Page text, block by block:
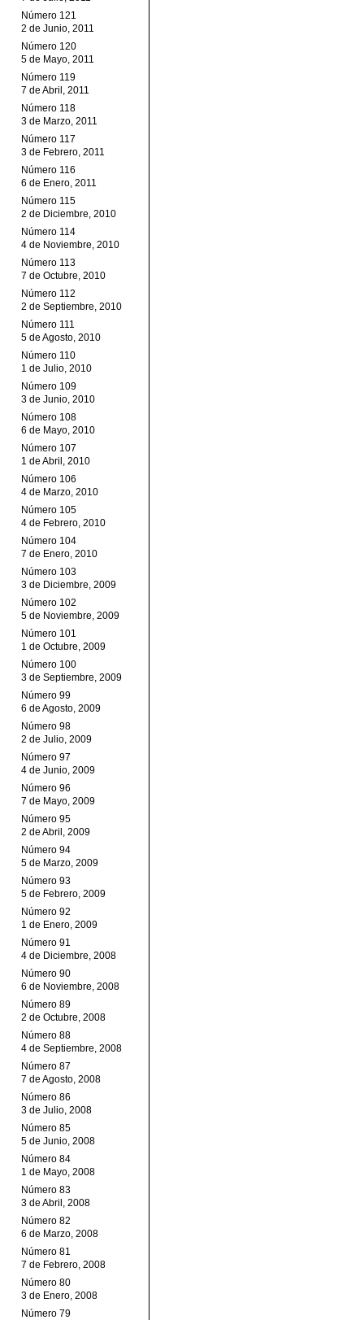
Número 121
2 de Junio, 2011
Número 120
5 de Mayo, 2011
Número 119
7 de Abril, 2011
Número 118
3 de Marzo, 2011
Número 117
3 de Febrero, 2011
Número 116
6 de Enero, 2011
Número 115
2 de Diciembre, 2010
Número 114
4 de Noviembre, 2010
Número 113
7 de Octubre, 2010
Número 112
2 de Septiembre, 2010
Número 111
5 de Agosto, 2010
Número 110
1 de Julio, 2010
Número 109
3 de Junio, 2010
Número 108
6 de Mayo, 2010
Número 107
1 de Abril, 2010
Número 106
4 de Marzo, 2010
Número 105
4 de Febrero, 2010
Número 104
7 de Enero, 2010
Número 103
3 de Diciembre, 2009
Número 102
5 de Noviembre, 2009
Número 101
1 de Octubre, 2009
Número 100
3 de Septiembre, 2009
Número 99
6 de Agosto, 2009
Número 98
2 de Julio, 2009
Número 97
4 de Junio, 2009
Número 96
7 de Mayo, 2009
Número 95
2 de Abril, 2009
Número 94
5 de Marzo, 2009
Número 93
5 de Febrero, 2009
Número 92
1 de Enero, 2009
Número 91
4 de Diciembre, 2008
Número 90
6 de Noviembre, 2008
Número 89
2 de Octubre, 2008
Número 88
4 de Septiembre, 2008
Número 87
7 de Agosto, 2008
Número 86
3 de Julio, 2008
Número 85
5 de Junio, 2008
Número 84
1 de Mayo, 2008
Número 83
3 de Abril, 2008
Número 82
6 de Marzo, 2008
Número 81
7 de Febrero, 2008
Número 80
3 de Enero, 2008
Número 79